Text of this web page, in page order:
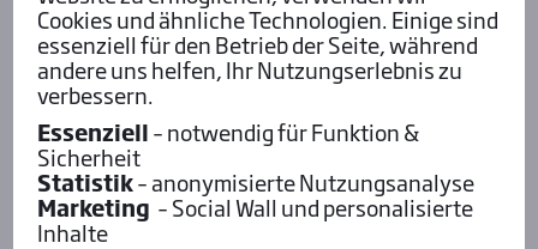
31 1 2 3 4 5 6
Insi­der-Stim­men
Fabs
Njord Invic­ta lief rie­sig
in Ber­lin!
Cookies und ähnliche Technologien. Einige sind
essenziell für den Betrieb der Seite, während
andere uns helfen, Ihr Nutzungserlebnis zu
verbessern.
Essenziell– notwendig für Funktion &
Sicherheit
Statistik– anonymisierte Nutzungsanalyse
Marketing – Social Wall und personalisierte
Inhalte